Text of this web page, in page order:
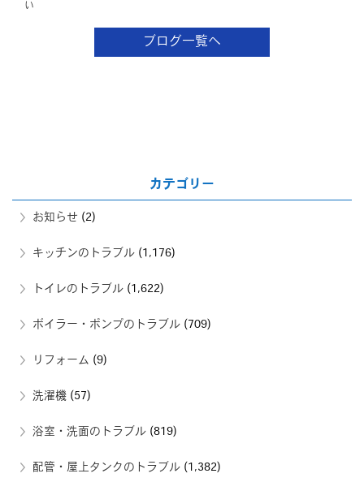
い
ブログ一覧へ
カテゴリー
お知らせ (2)
キッチンのトラブル (1,176)
トイレのトラブル (1,622)
ボイラー・ポンプのトラブル (709)
リフォーム (9)
洗濯機 (57)
浴室・洗面のトラブル (819)
配管・屋上タンクのトラブル (1,382)